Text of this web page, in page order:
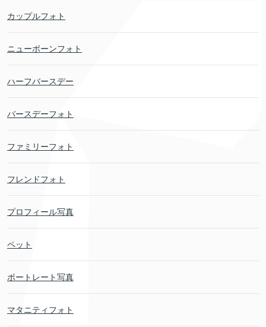
カップルフォト
ニューボーンフォト
ハーフバースデー
バースデーフォト
ファミリーフォト
フレンドフォト
プロフィール写真
ペット
ポートレート写真
マタニティフォト